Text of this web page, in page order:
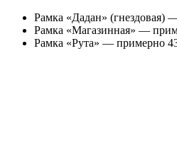
Рамка «Дадан» (гнездовая)
Рамка «Магазинная» —
Рамка «Рута» — примерно